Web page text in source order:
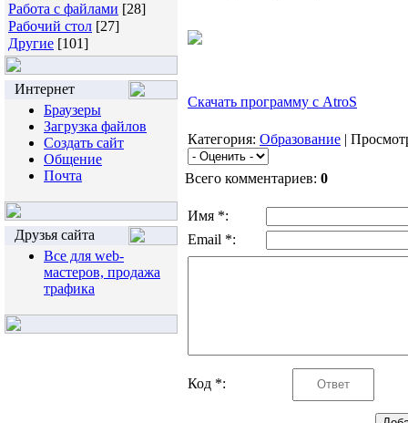
Работа с файлами [28]
Рабочий стол [27]
Другие [101]
Интернет
Браузеры
Загрузка файлов
Создать сайт
Общение
Почта
Друзья сайта
Все для web-
мастеров, продажа
трафика
Скачать программу с AtroS
Категория: Образование |
Всего комментариев: 0
Имя *:
Email *:
Код *: